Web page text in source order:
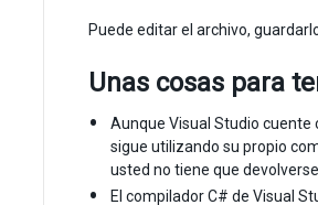
Puede editar el archivo,
Unas cosas para
Aunque Visual Studio cuente
sigue utilizando su propio
usted no tiene que
El compilador C# de Visual